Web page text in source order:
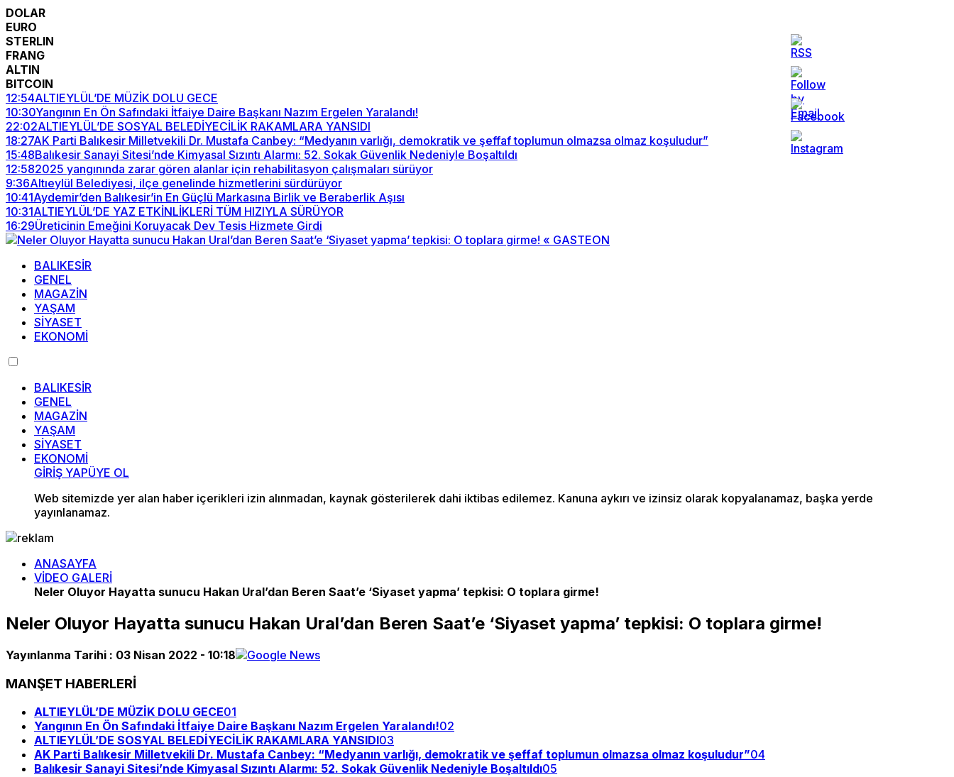
DOLAR
EURO
STERLIN
FRANG
ALTIN
BITCOIN
12:54ALTIEYLÜL’DE MÜZİK DOLU GECE
10:30Yangının En Ön Safındaki İtfaiye Daire Başkanı Nazım Ergelen Yaralandı!
22:02ALTIEYLÜL’DE SOSYAL BELEDİYECİLİK RAKAMLARA YANSIDI
18:27AK Parti Balıkesir Milletvekili Dr. Mustafa Canbey: “Medyanın varlığı, demokratik ve şeffaf toplumun olmazsa olmaz koşuludur”
15:48Balıkesir Sanayi Sitesi’nde Kimyasal Sızıntı Alarmı: 52. Sokak Güvenlik Nedeniyle Boşaltıldı
12:582025 yangınında zarar gören alanlar için rehabilitasyon çalışmaları sürüyor
9:36Altıeylül Belediyesi, ilçe genelinde hizmetlerini sürdürüyor
10:41Aydemir’den Balıkesir’in En Güçlü Markasına Birlik ve Beraberlik Aşısı
10:31ALTIEYLÜL’DE YAZ ETKİNLİKLERİ TÜM HIZIYLA SÜRÜYOR
16:29Üreticinin Emeğini Koruyacak Dev Tesis Hizmete Girdi
BALIKESİR
GENEL
MAGAZİN
YAŞAM
SİYASET
EKONOMİ
BALIKESİR
GENEL
MAGAZİN
YAŞAM
SİYASET
EKONOMİ
GİRİŞ YAPÜYE OL
Web sitemizde yer alan haber içerikleri izin alınmadan, kaynak gösterilerek dahi iktibas edilemez. Kanuna aykırı ve izinsiz olarak kopyalanamaz, başka yerde
yayınlanamaz.
ANASAYFA
VİDEO GALERİ
Neler Oluyor Hayatta sunucu Hakan Ural’dan Beren Saat’e ‘Siyaset yapma’ tepkisi: O toplara girme!
Neler Oluyor Hayatta sunucu Hakan Ural’dan Beren Saat’e ‘Siyaset yapma’ tepkisi: O toplara girme!
Yayınlanma Tarihi : 03 Nisan 2022 - 10:18
MANŞET HABERLERİ
ALTIEYLÜL’DE MÜZİK DOLU GECE01
Yangının En Ön Safındaki İtfaiye Daire Başkanı Nazım Ergelen Yaralandı!02
ALTIEYLÜL’DE SOSYAL BELEDİYECİLİK RAKAMLARA YANSIDI03
AK Parti Balıkesir Milletvekili Dr. Mustafa Canbey: “Medyanın varlığı, demokratik ve şeffaf toplumun olmazsa olmaz koşuludur”04
Balıkesir Sanayi Sitesi’nde Kimyasal Sızıntı Alarmı: 52. Sokak Güvenlik Nedeniyle Boşaltıldı05